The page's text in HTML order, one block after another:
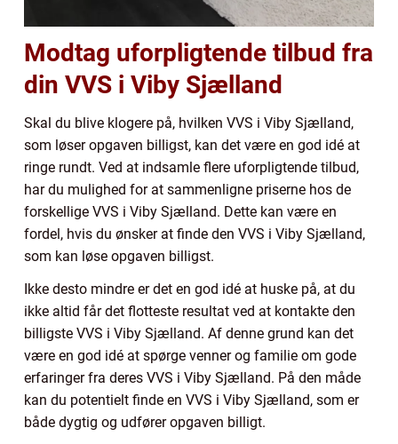
Modtag uforpligtende tilbud fra
din VVS i Viby Sjælland
Skal du blive klogere på, hvilken VVS i Viby Sjælland,
som løser opgaven billigst, kan det være en god idé at
ringe rundt. Ved at indsamle flere uforpligtende tilbud,
har du mulighed for at sammenligne priserne hos de
forskellige VVS i Viby Sjælland. Dette kan være en
fordel, hvis du ønsker at finde den VVS i Viby Sjælland,
som kan løse opgaven billigst.
Ikke desto mindre er det en god idé at huske på, at du
ikke altid får det flotteste resultat ved at kontakte den
billigste VVS i Viby Sjælland. Af denne grund kan det
være en god idé at spørge venner og familie om gode
erfaringer fra deres VVS i Viby Sjælland. På den måde
kan du potentielt finde en VVS i Viby Sjælland, som er
både dygtig og udfører opgaven billigt.